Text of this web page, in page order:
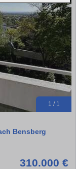
1 / 1
Bensberg
310.000 €